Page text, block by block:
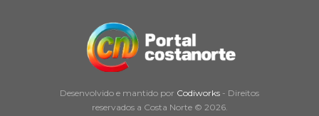
Desenvolvido e mantido por Codiworks - Direitos
reservados a Costa Norte © 2026.